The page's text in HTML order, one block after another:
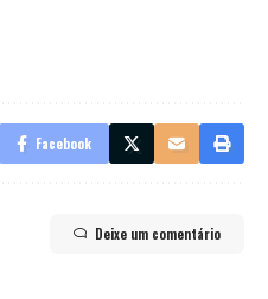
Facebook
Deixe um comentário